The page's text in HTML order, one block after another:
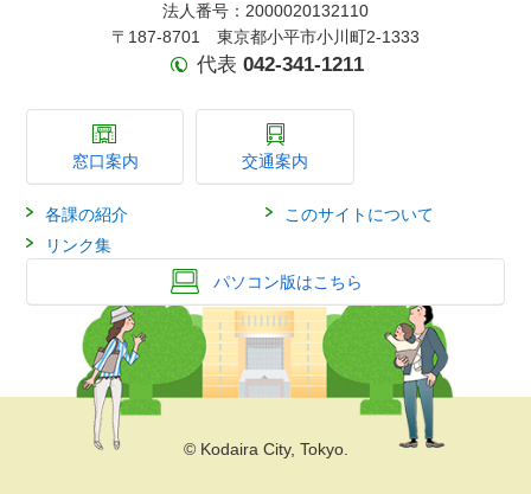
法人番号：2000020132110
〒187-8701 東京都小平市小川町2-1333
代表 042-341-1211
窓口案内 交通案内
各課の紹介
このサイトについて
リンク集
パソコン版はこちら
© Kodaira City, Tokyo.